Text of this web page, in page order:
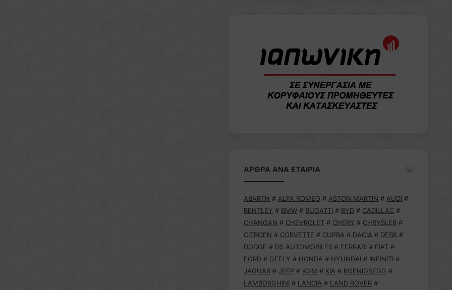
ΑΡΘΡΑ ΑΝΑ ΕΤΑΙΡΙΑ
ABARTH # ALFA ROMEO # ASTON MARTIN # AUDI #
BENTLEY # BMW # BUGATTI # BYD # CADILLAC #
CHANGAN # CHEVROLET # CHERY # CHRYSLER #
CITROEN # CORVETTE # CUPRA # DACIA # DFSK #
DODGE # DS AUTOMOBILES # FERRARI # FIAT #
FORD # GEELY # HONDA # HYUNDAI # INFINITI #
JAGUAR # JEEP # KGM # KIA # KOENIGSEGG #
LAMBORGHINI # LANCIA # LAND ROVER #